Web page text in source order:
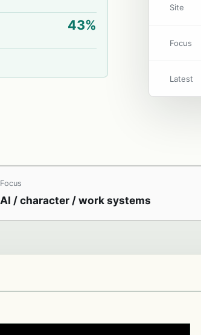
43%
Site
Focus
Latest
Focus
AI / character / work systems